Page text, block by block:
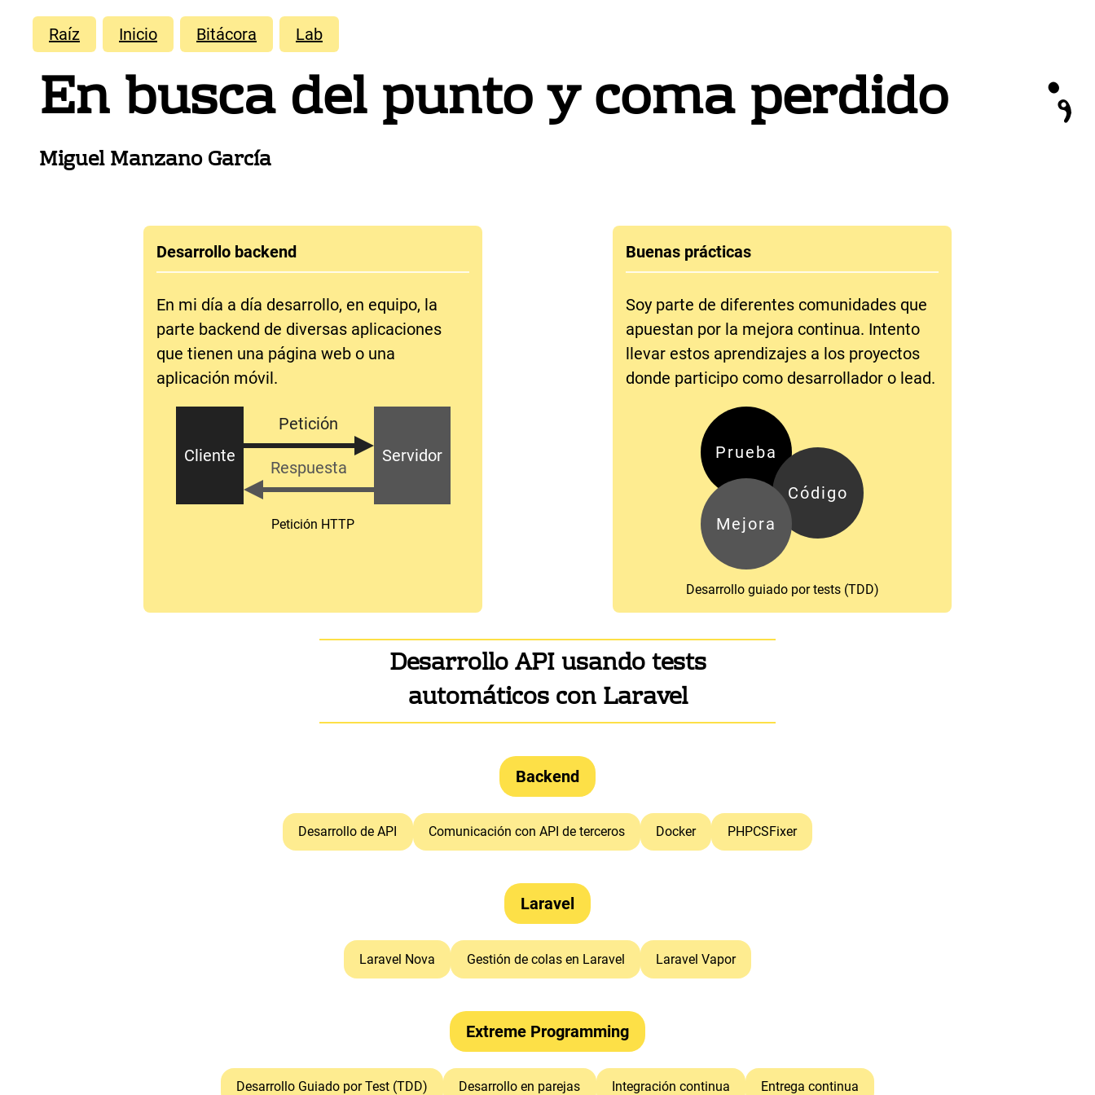
Raíz Inicio Bitácora Lab
En busca del punto y coma perdido ;
Miguel Manzano García
Desarrollo backend
En mi día a día desarrollo, en equipo, la
parte backend de diversas aplicaciones
que tienen una página web o una
aplicación móvil.
Petición HTTP
Cliente
Petición
Respuesta
Servidor
Buenas prácticas
Soy parte de diferentes comunidades que
apuestan por la mejora continua. Intento
llevar estos aprendizajes a los proyectos
donde participo como desarrollador o lead.
Desarrollo guiado por tests (TDD)
Prueba
Código
Mejora
Desarrollo API usando tests
automáticos con Laravel
Backend
Desarrollo de API Comunicación con API de terceros Docker PHPCSFixer
Laravel
Laravel Nova Gestión de colas en Laravel Laravel Vapor
Extreme Programming
Desarrollo Guiado por Test (TDD) Desarrollo en parejas Integración continua Entrega continua